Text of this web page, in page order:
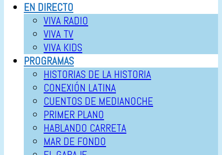
EN DIRECTO
VIVA RADIO
VIVA TV
VIVA KIDS
PROGRAMAS
HISTORIAS DE LA HISTORIA
CONEXIÓN LATINA
CUENTOS DE MEDIANOCHE
PRIMER PLANO
HABLANDO CARRETA
MAR DE FONDO